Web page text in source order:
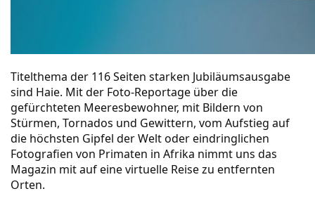
Titelthema der 116 Seiten starken Jubiläumsausgabe
sind Haie. Mit der Foto-Reportage über die
gefürchteten Meeresbewohner, mit Bildern von
Stürmen, Tornados und Gewittern, vom Aufstieg auf
die höchsten Gipfel der Welt oder eindringlichen
Fotografien von Primaten in Afrika nimmt uns das
Magazin mit auf eine virtuelle Reise zu entfernten
Orten.